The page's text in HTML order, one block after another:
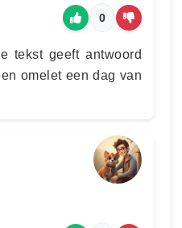
0
tekst geeft antwoord
omelet een dag van